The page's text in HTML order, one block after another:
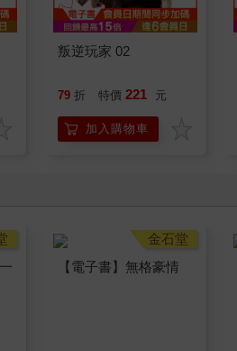
叛逆玩家 02
79 折 特價 221 元
加入購物車